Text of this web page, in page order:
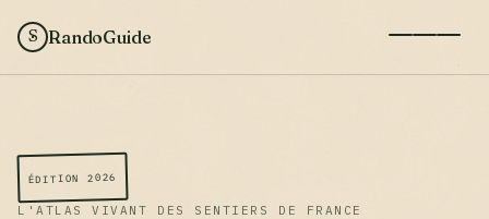
S RandoGuide
ÉDITION 2026
L'ATLAS VIVANT DES SENTIERS DE FRANCE